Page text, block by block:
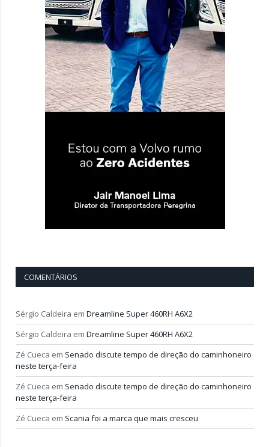
COMENTÁRIOS
Sérgio Caldeira em Dreamline Super 460RH A6X2
Sérgio Caldeira em Dreamline Super 460RH A6X2
Zé Cueca em Senado discute tempo de direção do caminhoneiro
neste terça-feira
Zé Cueca em Senado discute tempo de direção do caminhoneiro
neste terça-feira
Zé Cueca em Scania foi a marca que mais cresceu